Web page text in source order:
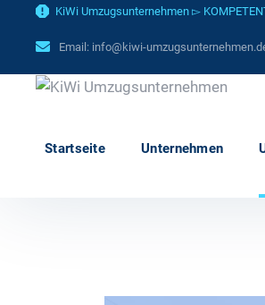
KiWi Umzugsunternehmen ▻
Email: info@kiwi-
Startseite Unternehmen